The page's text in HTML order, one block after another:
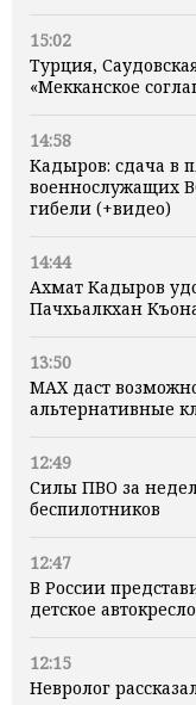
15:02
Турция,
«Мекканское
14:58
Кадыров: сдача в
военнослужащих
гибели (+видео)
14:44
Ахмат Кадыров
Пачхьалкхан
13:50
MAX даст
альтернативные
12:49
Силы ПВО за
беспилотников
12:47
В России
детское автокресло
12:15
Невролог